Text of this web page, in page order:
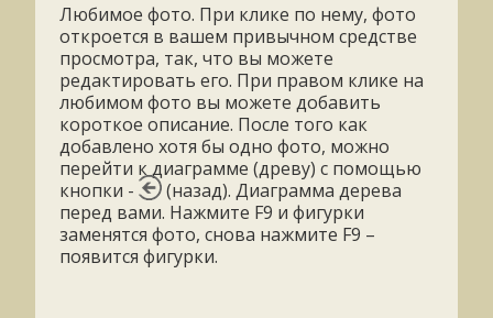
Любимое фото. При клике по нему, фото
откроется в вашем привычном средстве
просмотра, так, что вы можете
редактировать его. При правом клике на
любимом фото вы можете добавить
короткое описание. После того как
добавлено хотя бы одно фото, можно
перейти к диаграмме (древу) с помощью
кнопки -
(назад). Диаграмма дерева
перед вами. Нажмите F9 и фигурки
заменятся фото, снова нажмите F9 –
появится фигурки.